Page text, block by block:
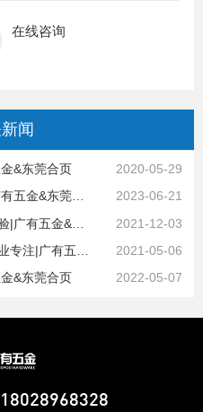
在线咨询
新闻
&东莞合页
2020-05-29
弹簧合页，你身边信赖的合页|广有五金&东莞合页
2023-06-21
弹簧合页，给你带来不一样的体验|广有五金&东莞合页
2021-12-03
2021-05-06
&东莞合页
2022-05-07
18028968328